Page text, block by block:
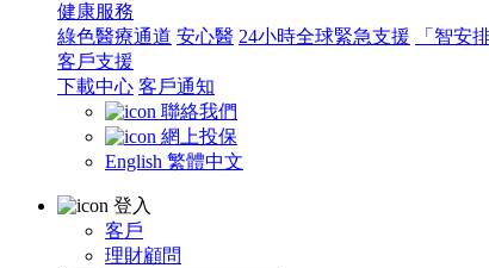
健康服務
綠色醫療通道 安心醫 24小時全球緊急支援
「智安
客戶支援
下載中心 客戶通知
聯絡我們
網上投保
English 繁體中文
登入
客戶
理財顧問